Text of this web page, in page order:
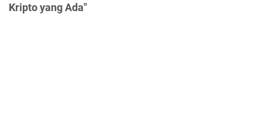
Kripto yang Ada"